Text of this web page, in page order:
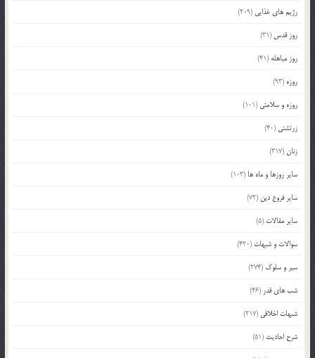
رژیم های غذایی (209)
روز قدس (31)
روز مباهله (41)
روزه (93)
روزه و سلامتی (101)
زرتشتی (40)
زنان(317)
سایر روزها و ماه ها (103)
سایر فروع دین (72)
سایر مقالات (5)
سوالات و شبهات (420)
سیر و سلوک (274)
شب های قدر (46)
شبهات اخلاقی (217)
شرح احادیث (51)